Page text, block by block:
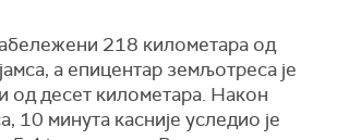
218 километара од
а епицентар земљотреса је
од десет километара. Након
10 минута касније уследио је